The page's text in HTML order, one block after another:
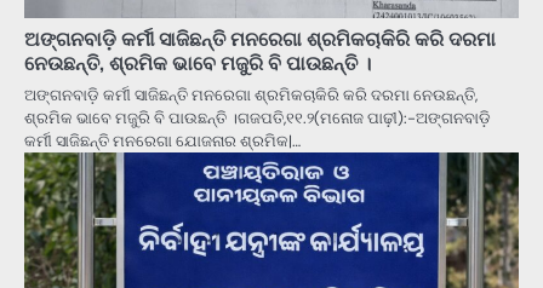
ଅଙ୍ଗନବାଡ଼ି କର୍ମୀ ସାଜିଛନ୍ତି ମନରେଗା ଶ୍ରମିକଚାକିରି କରି ଦରମା
ନେଉଛନ୍ତି, ଶ୍ରମିକ ଭାବେ ମଜୁରି ବି ପାଉଛନ୍ତି ।
ଅଙ୍ଗନବାଡ଼ି କର୍ମୀ ସାଜିଛନ୍ତି ମନରେଗା ଶ୍ରମିକଚାକିରି କରି ଦରମା ନେଉଛନ୍ତି,
ଶ୍ରମିକ ଭାବେ ମଜୁରି ବି ପାଉଛନ୍ତି ।ଗଜପତି,୧୧.୨(ମନୋଜ ପାଢ଼ୀ):-ଅଙ୍ଗନବାଡ଼ି
କର୍ମୀ ସାଜିଛନ୍ତି ମନରେଗା ଯୋଜନାର ଶ୍ରମିକ|…